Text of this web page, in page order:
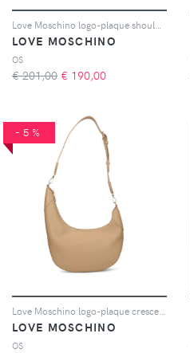
LOVE MOSCHINO
OS
€ 201,00 € 190,00
-5%
LOVE MOSCHINO
OS